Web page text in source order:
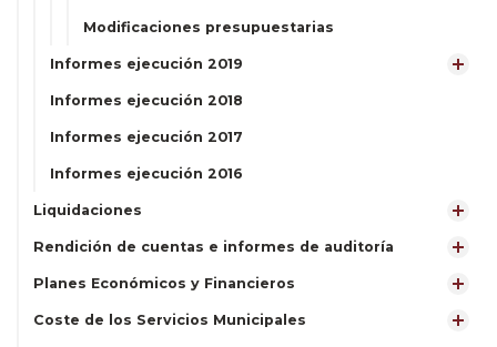
Modificaciones presupuestarias
Informes ejecución 2019
Informes ejecución 2018
Informes ejecución 2017
Informes ejecución 2016
Liquidaciones
Rendición de cuentas e informes de auditoría
Planes Económicos y Financieros
Coste de los Servicios Municipales